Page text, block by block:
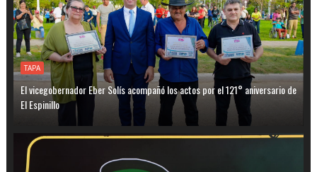
TAPA
El vicegobernador Eber Solís acompañó los actos por el 121° aniversario de
El Espinillo